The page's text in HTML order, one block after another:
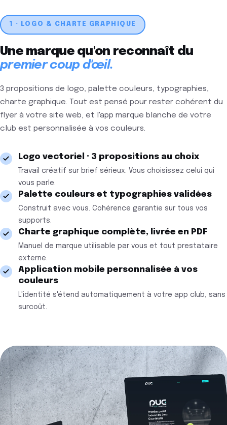
1 · LOGO & CHARTE GRAPHIQUE
Une marque qu'on reconnaît du
premier coup d'œil.
3 propositions de logo, palette couleurs, typographies,
charte graphique. Tout est pensé pour rester cohérent du
flyer à votre site web, et l'app marque blanche de votre
club est personnalisée à vos couleurs.
Logo vectoriel · 3 propositions au choix
Travail créatif sur brief sérieux. Vous choisissez celui qui
vous parle.
Palette couleurs et typographies validées
Construit avec vous. Cohérence garantie sur tous vos
supports.
Charte graphique complète, livrée en PDF
Manuel de marque utilisable par vous et tout prestataire
externe.
Application mobile personnalisée à vos
couleurs
L'identité s'étend automatiquement à votre app club, sans
surcoût.